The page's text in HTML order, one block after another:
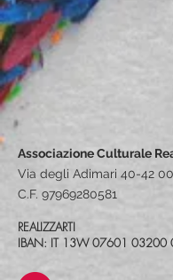
Associazione Culturale
Via degli Adimari 40-42
C.F. 97969280581
REALIZZARTI
IBAN: IT 13W07601 03200